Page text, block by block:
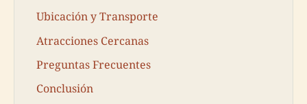
Ubicación y Transporte
Atracciones Cercanas
Preguntas Frecuentes
Conclusión